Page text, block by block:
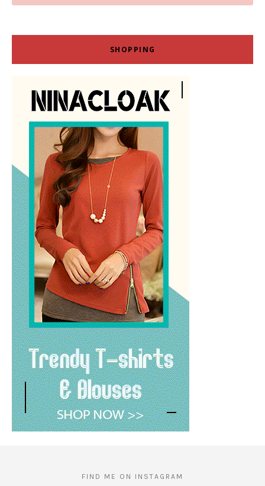
SHOPPING